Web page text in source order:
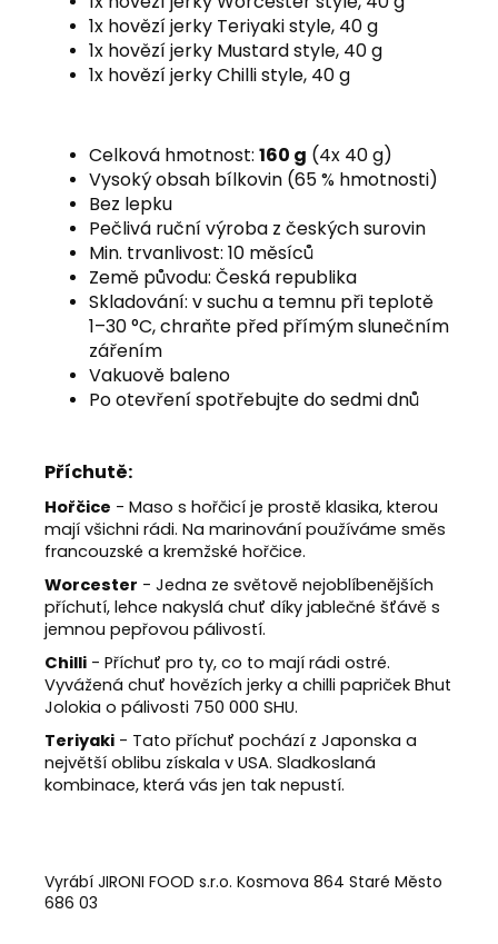
1x hovězí jerky Teriyaki style, 40 g
1x hovězí jerky Mustard style, 40 g
1x hovězí jerky Chilli style, 40 g
Celková hmotnost: 160 g (4x 40 g)
Vysoký obsah bílkovin (65 % hmotnosti)
Bez lepku
Pečlivá ruční výroba z českých surovin
Min. trvanlivost: 10 měsíců
Země původu: Česká republika
Skladování: v suchu a temnu při teplotě
1–30 °C, chraňte před přímým slunečním
zářením
Vakuově baleno
Po otevření spotřebujte do sedmi dnů
Příchutě:
Hořčice - Maso s hořčicí je prostě klasika, kterou
mají všichni rádi. Na marinování používáme směs
francouzské a kremžské hořčice.
Worcester - Jedna ze světově nejoblíbenějších
příchutí, lehce nakyslá chuť díky jablečné šťávě s
jemnou pepřovou pálivostí.
Chilli - Příchuť pro ty, co to mají rádi ostré.
Vyvážená chuť hovězích jerky a chilli papriček Bhut
Jolokia o pálivosti 750 000 SHU.
Teriyaki - Tato příchuť pochází z Japonska a
největší oblibu získala v USA. Sladkoslaná
kombinace, která vás jen tak nepustí.
Vyrábí JIRONI FOOD s.r.o. Kosmova 864 Staré Město
686 03